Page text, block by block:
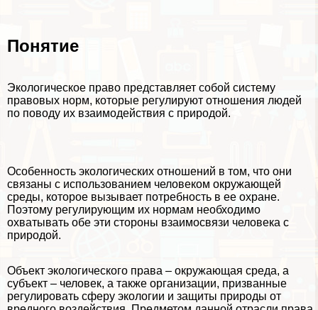
Понятие
Экологическое право представляет собой систему
правовых норм, которые регулируют отношения людей
по поводу их взаимодействия с природой.
Особенность экологических отношений в том, что они
связаны с использованием человеком окружающей
среды, которое вызывает потребность в ее охране.
Поэтому регулирующим их нормам необходимо
охватывать обе эти стороны взаимосвязи человека с
природой.
Объект экологического права – окружающая среда, а
субъект – человек, а также организации, призванные
регулировать сферу экологии и защиты природы от